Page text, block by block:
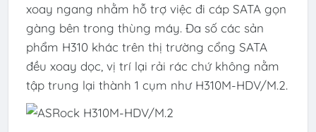
xoay ngang nhằm hỗ trợ việc đi cáp SATA gọn
gàng bên trong thùng máy. Đa số các sản
phẩm H310 khác trên thị trường cổng SATA
đều xoay dọc, vị trí lại rải rác chứ không nằm
tập trung lại thành 1 cụm như H310M-HDV/M.2.